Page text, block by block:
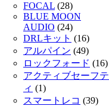
FOCAL (28)
BLUE MOON
AUDIO (24)
DRLキット (16)
アルパイン (49)
ロックフォード (16)
アクティブセーフテ
ィ (1)
スマートレコ (39)